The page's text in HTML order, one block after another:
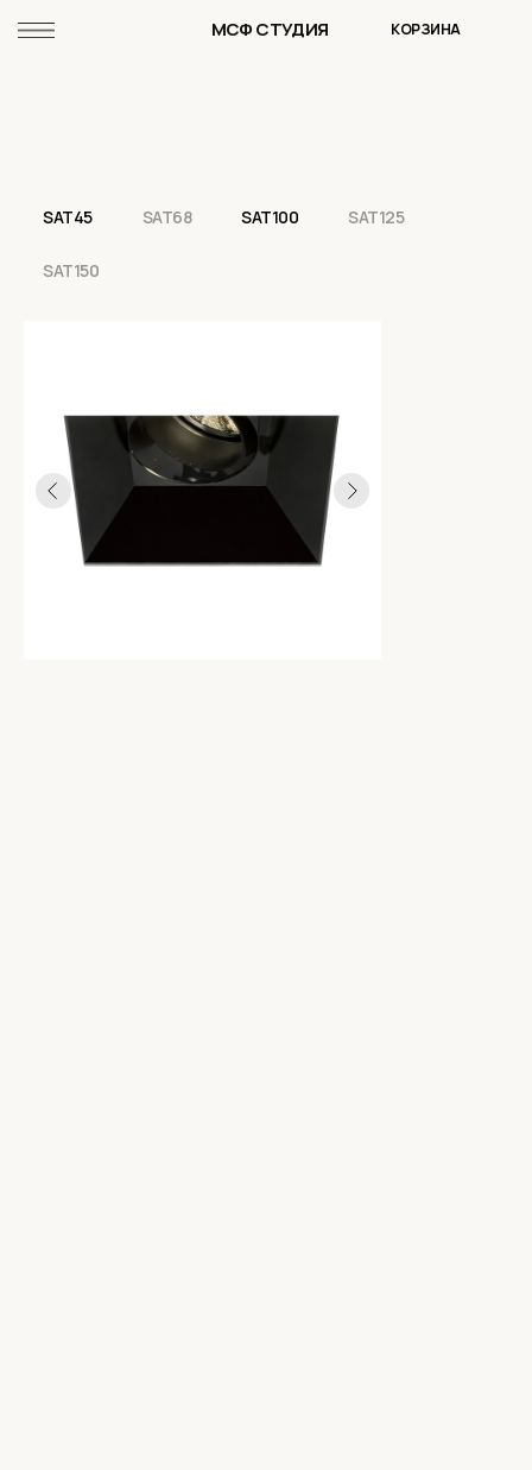
МСФ СТУДИЯ КОРЗИНА
SAT45 SAT68 SAT100 SAT125
SAT150